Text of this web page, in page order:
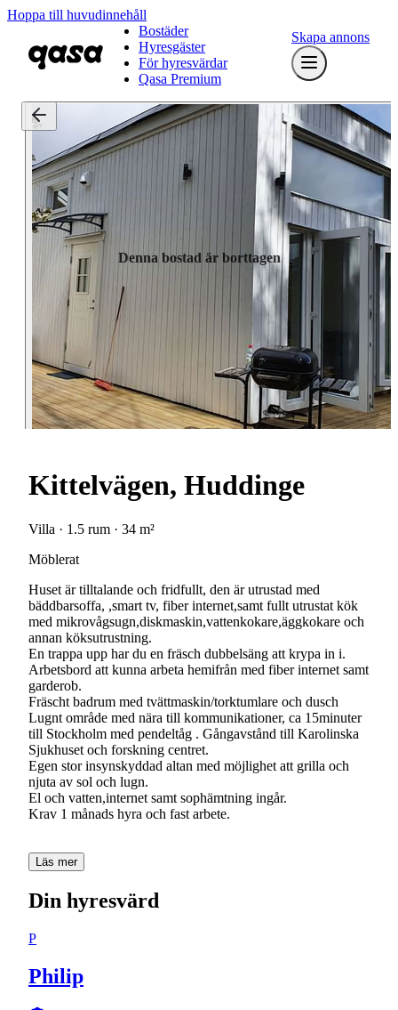
Hoppa till huvudinnehåll
Bostäder
Hyresgäster
För hyresvärdar
Qasa Premium
Skapa annons
Denna bostad är borttagen
Kittelvägen, Huddinge
Villa · 1.5 rum · 34 m²
Möblerat
Huset är tilltalande och fridfullt, den är utrustad med
bäddbarsoffa, ,smart tv, fiber internet,samt fullt utrustat kök
med mikrovågsugn,diskmaskin,vattenkokare,äggkokare och
annan köksutrustning.
En trappa upp har du en fräsch dubbelsäng att krypa in i.
Arbetsbord att kunna arbeta hemifrån med fiber internet samt
garderob.
Fräscht badrum med tvättmaskin/torktumlare och dusch
Lugnt område med nära till kommunikationer, ca 15minuter
till Stockholm med pendeltåg . Gångavstånd till Karolinska
Sjukhuset och forskning centret.
Egen stor insynskyddad altan med möjlighet att grilla och
njuta av sol och lugn.
El och vatten,internet samt sophämtning ingår.
Krav 1 månads hyra och fast arbete.
Läs mer
Din hyresvärd
P
Philip